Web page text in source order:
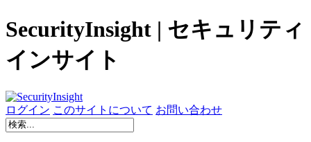
SecurityInsight | セキュリティ
インサイト
ログイン このサイトについて お問い合わせ